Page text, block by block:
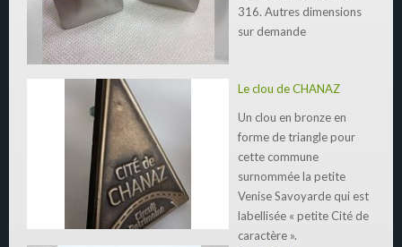
316. Autres dimensions
sur demande
Le clou de CHANAZ
Un clou en bronze en
forme de triangle pour
cette commune
surnommée la petite
Venise Savoyarde qui est
labellisée « petite Cité de
caractère ».